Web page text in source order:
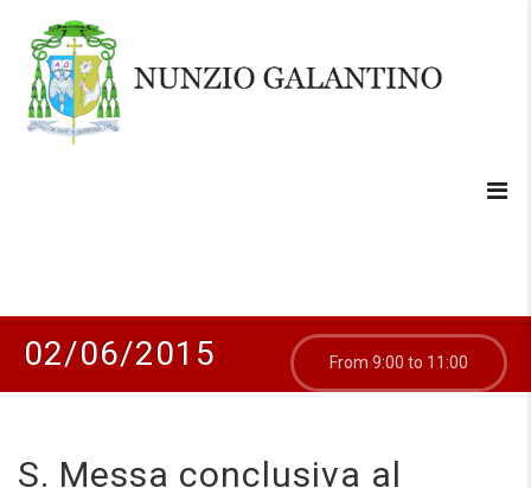
02/06/2015 From 9:00 to 11:00
S. Messa conclusiva al